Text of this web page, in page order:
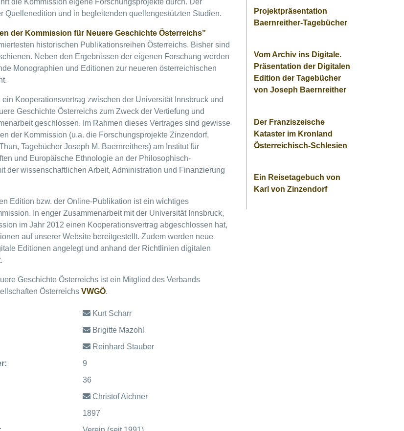
die Kommission eigene Forschungsprojekte durch. Der
Quellenedition und in begleitenden quellengestützten Studien.
der Kommission für Neuere Geschichte Österreichs”
historischen Publikationsreihen Österreichs. Bisher sind
Neben den Ergebnissen der eigenen Forschung werden
Monographien und Editionen zur neueren österreichischen
ein Kooperationsvertrag zwischen der Universität Innsbruck und
Geschichte Österreichs zum Zweck der Vertiefung und
geschlossen. Im Rahmen dieses Vertrages sind gewisse
der Kommission (u.a. die Forschungsprojekte Zinzendorf,
Tagebücher Joseph M. Baernreithers) am Institut für
und Europäische Ethnologie an der Philosophisch-
der wissenschaftlichen Arbeit, Administration und Finanzierung
Edition bzw. der Online-Publikation ist ein wichtiges
In enger Zusammenarbeit mit der Universität Innsbruck,
im Jahr 2012 einen Kooperationsvertrag abgeschlossen hat,
auf unserer Website bereitgestellt. Zudem werden neue
Editionen angelegt und anhand der Richtlinien digitalen
Geschichte Österreichs ist ein Mitglied des Verbands
Österreichs VWGÖ.
Kurt Scharr
Brigitte Mazohl
Reinhard Stauber
9
36
Christof Aichner
1897
Projektpräsentation
Baernreither-Tagebücher
Vom Archiv ins Digitale.
Präsentation der Digitalen
Edition der Tagebücher
von Joseph Baernreither
Der Franziszeische
Kataster im Kronland
Österreichisch-Schlesien
Ein Reisetagebuch von
Karl von Zinzendorf